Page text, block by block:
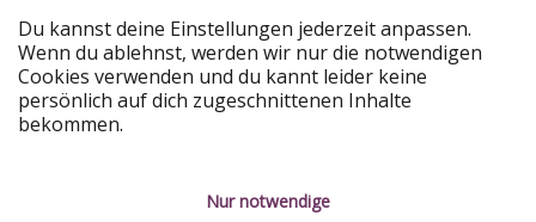
Du kannst deine Einstellungen jederzeit anpassen.
Wenn du ablehnst, werden wir nur die notwendigen
Cookies verwenden und du kannt leider keine
persönlich auf dich zugeschnittenen Inhalte
bekommen.
Nur notwendige